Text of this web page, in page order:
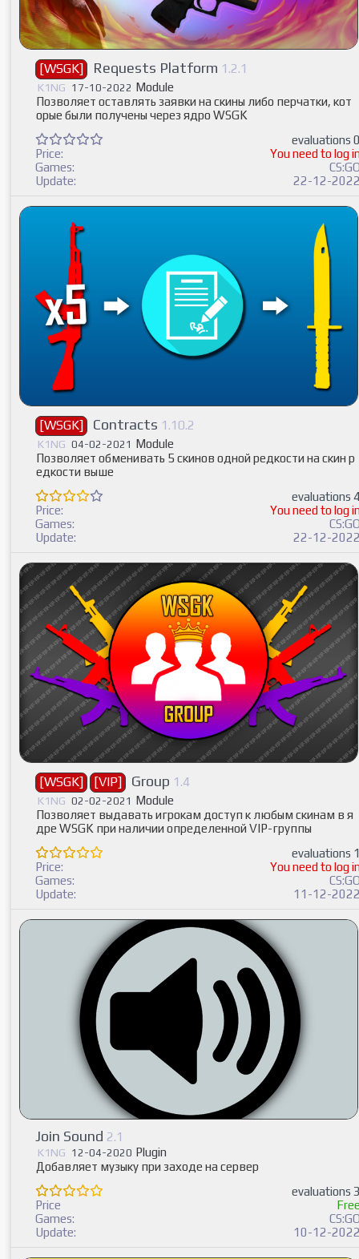
[WSGK] Requests Platform 1.2.1
K1NG 17-10-2022 Module
Позволяет оставлять заявки на скины либо перчатки, кот
орые были получены через ядро WSGK
evaluations
Price:
You need to log
Games:
Update:
22-12-
[WSGK] Contracts 1.10.2
K1NG 04-02-2021 Module
Позволяет обменивать 5 скинов одной редкости на скин р
едкости выше
evaluations
Price:
You need to log
Games:
Update:
22-12-
[WSGK] [VIP] Group 1.4
K1NG 02-02-2021 Module
Позволяет выдавать игрокам доступ к любым скинам в я
дре WSGK при наличии определенной VIP-группы
evaluations
Price:
You need to log
Games:
Update:
11-12-
Join Sound 2.1
K1NG 12-04-2020 Plugin
Добавляет музыку при заходе на сервер
evaluations
Price
Games:
Update:
10-12-